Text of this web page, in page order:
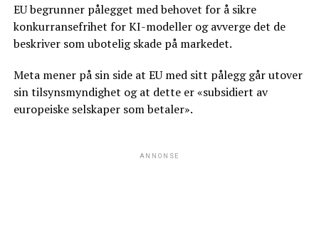
EU begrunner pålegget med behovet for å sikre
konkurransefrihet for KI-modeller og avverge det de
beskriver som ubotelig skade på markedet.
Meta mener på sin side at EU med sitt pålegg går utover
sin tilsynsmyndighet og at dette er «subsidiert av
europeiske selskaper som betaler».
ANNONSE